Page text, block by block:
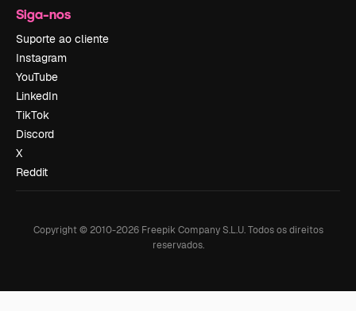
Siga-nos
Suporte ao cliente
Instagram
YouTube
LinkedIn
TikTok
Discord
X
Reddit
Copyright © 2010-2026Freepik Company S.L.U. Todos os direitos
reservados.